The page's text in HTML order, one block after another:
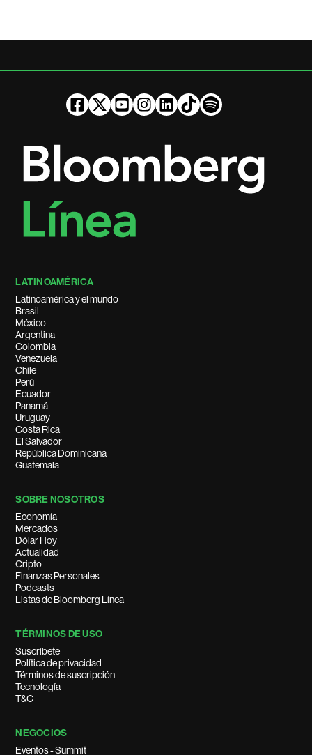
LATINOAMÉRICA
Latinoamérica y el mundo
Brasil
México
Argentina
Colombia
Venezuela
Chile
Perú
Ecuador
Panamá
Uruguay
Costa Rica
El Salvador
República Dominicana
Guatemala
SOBRE NOSOTROS
Economía
Mercados
Dólar Hoy
Actualidad
Cripto
Finanzas Personales
Podcasts
Listas de Bloomberg Línea
TÉRMINOS DE USO
Suscríbete
Política de privacidad
Términos de suscripción
Tecnología
T&C
NEGOCIOS
Eventos - Summit